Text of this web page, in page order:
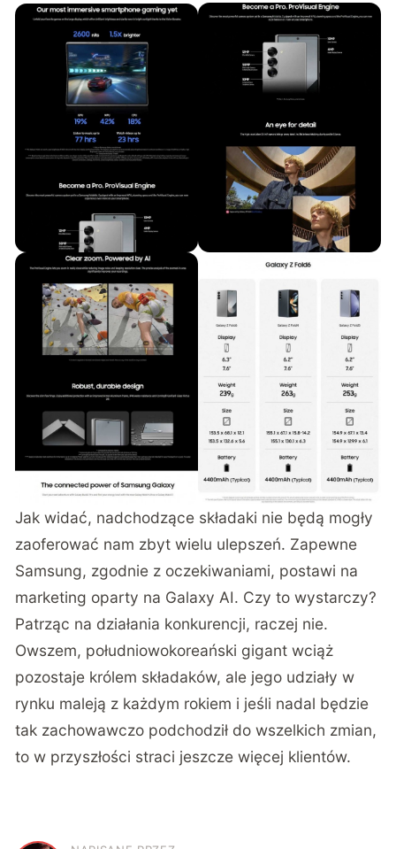
Jak widać, nadchodzące składaki nie będą mogły
zaoferować nam zbyt wielu ulepszeń. Zapewne
Samsung, zgodnie z oczekiwaniami, postawi na
marketing oparty na Galaxy AI. Czy to wystarczy?
Patrząc na działania konkurencji, raczej nie.
Owszem, południowokoreański gigant wciąż
pozostaje królem składaków, ale jego udziały w
rynku maleją z każdym rokiem i jeśli nadal będzie
tak zachowawczo podchodził do wszelkich zmian,
to w przyszłości straci jeszcze więcej klientów.